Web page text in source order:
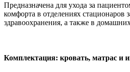
Предназначена для ухода за
комфорта в отделениях стационаров
здравоохранения, а также в
Комплектация: кровать, матрас и